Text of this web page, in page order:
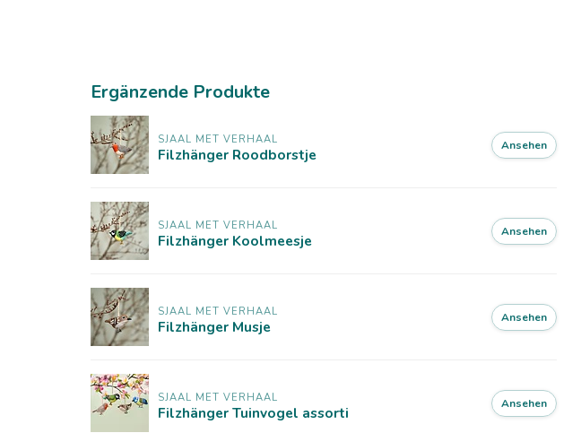
Ergänzende Produkte
SJAAL MET VERHAAL
Filzhänger Roodborstje Ansehen
SJAAL MET VERHAAL
Filzhänger Koolmeesje Ansehen
SJAAL MET VERHAAL
Filzhänger Musje Ansehen
SJAAL MET VERHAAL
Filzhänger Tuinvogel assorti Ansehen